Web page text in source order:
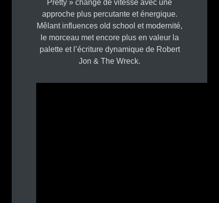
Pretty » change de vitesse avec une
approche plus percutante et énergique.
Mêlant influences old school et modernité,
le morceau met encore plus en valeur la
palette et l’écriture dynamique de Robert
Jon & The Wreck.